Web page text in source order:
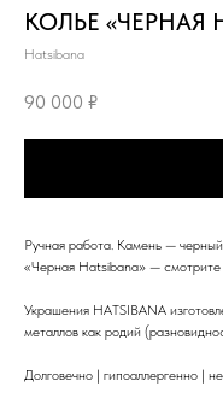
КОЛЬЕ «ЧЕРНАЯ
Hatsibana
90 000 ₽
Ручная работа. Камень —
«Черная Hatsibana» — смотрите
Украшения HATSIBANA
металлов как родий
Долговечно | гипоаллергенно |